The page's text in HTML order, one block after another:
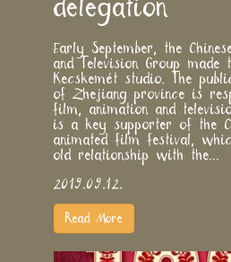
delegation
Early September, the
and Television Group
Kecskemét studio. The
of Zhejiang province is
film, animation and
is a key supporter of the
animated film festival,
old relationship with the...
2019.09.12.
Read More